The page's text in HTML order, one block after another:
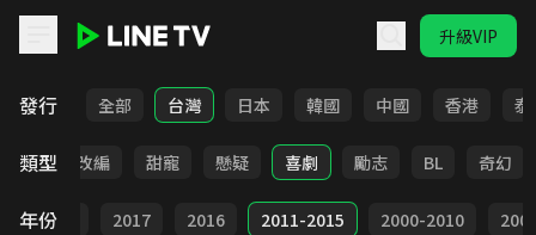
升級VIP
發行 全部 台灣 日本 韓國 中國 香港 泰
類型
都會 改編 甜寵 懸疑 喜劇 勵志 BL 奇幻
年份
2018 2017 2016 2011-2015 2000-2010